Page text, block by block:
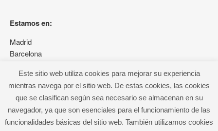
Estamos en:
Madrid
Barcelona
Este sitio web utiliza cookies para mejorar su experiencia
mientras navega por el sitio web. De estas cookies, las cookies
que se clasifican según sea necesario se almacenan en su
navegador, ya que son esenciales para el funcionamiento de las
funcionalidades básicas del sitio web. También utilizamos cookies